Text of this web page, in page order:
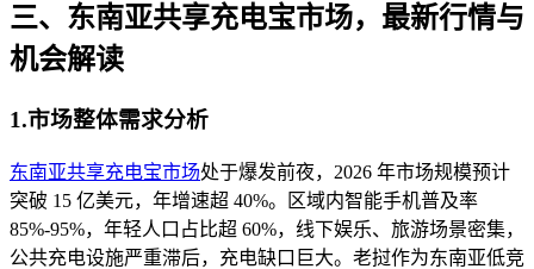
三、东南亚共享充电宝市场，最新行情与
机会解读
1.市场整体需求分析
东南亚共享充电宝市场处于爆发前夜，2026 年市场规模预计
突破 15 亿美元，年增速超 40%。区域内智能手机普及率
85%-95%，年轻人口占比超 60%，线下娱乐、旅游场景密集，
公共充电设施严重滞后，充电缺口巨大。老挝作为东南亚低竞